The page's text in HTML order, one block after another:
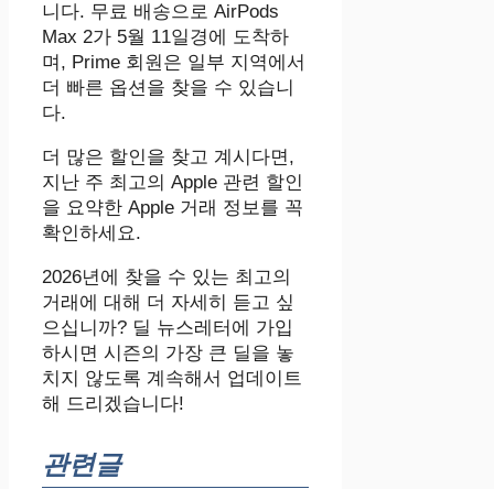
니다. 무료 배송으로 AirPods
Max 2가 5월 11일경에 도착하
며, Prime 회원은 일부 지역에서
더 빠른 옵션을 찾을 수 있습니
다.
더 많은 할인을 찾고 계시다면,
지난 주 최고의 Apple 관련 할인
을 요약한 Apple 거래 정보를 꼭
확인하세요.
2026년에 찾을 수 있는 최고의
거래에 대해 더 자세히 듣고 싶
으십니까? 딜 뉴스레터에 가입
하시면 시즌의 가장 큰 딜을 놓
치지 않도록 계속해서 업데이트
해 드리겠습니다!
관련글